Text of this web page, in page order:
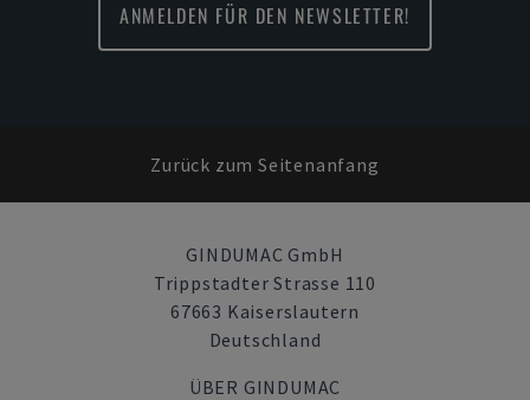
ANMELDEN FÜR DEN NEWSLETTER!
Zurück zum Seitenanfang
GINDUMAC GmbH
Trippstadter Strasse 110
67663 Kaiserslautern
Deutschland
ÜBER GINDUMAC